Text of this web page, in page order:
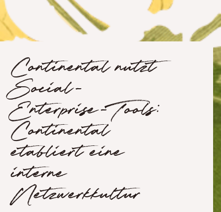
Continental nutzt
Social-
Enterprise-Tools:
Continental
etabliert eine
interne
Netzwerkkultur